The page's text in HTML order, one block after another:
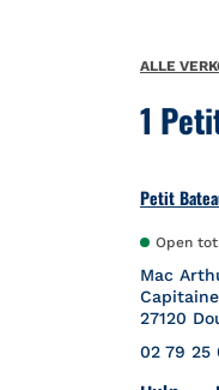
1
Petit
Open tot
Mac
27120
02 79 25
ALLE